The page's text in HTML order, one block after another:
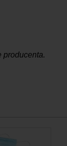
producenta.